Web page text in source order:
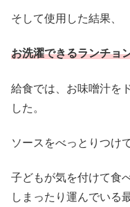
そして使用した結果、
お洗濯できるランチョ
給食では、お味噌汁を
した。
ソースをべっとりつけ
子どもが気を付けて食
しまったり運んでいる